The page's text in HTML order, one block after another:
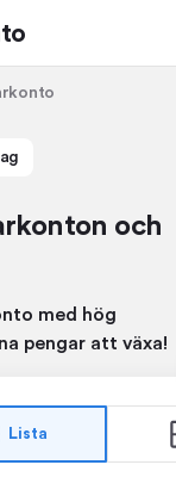
och
med hög
pengar att växa!
Lista